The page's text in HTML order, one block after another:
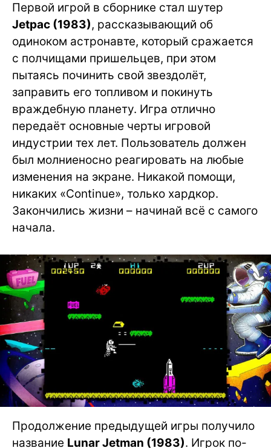
Первой игрой в сборнике стал шутер
Jetpac (1983), рассказывающий об
одиноком астронавте, который сражается
с полчищами пришельцев, при этом
пытаясь починить свой звездолёт,
заправить его топливом и покинуть
враждебную планету. Игра отлично
передаёт основные черты игровой
индустрии тех лет. Пользователь должен
был молниеносно реагировать на любые
изменения на экране. Никакой помощи,
никаких «Continue», только хардкор.
Закончились жизни – начинай всё с самого
начала.
Продолжение предыдущей игры получило
название Lunar Jetman (1983). Игрок по-